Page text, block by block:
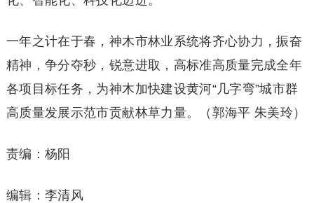
一年之计在于春，神木市林业系统将齐心协力，振奋
精神，争分夺秒，锐意进取，高标准高质量完成全年
各项目标任务，为神木加快建设黄河“几字弯”城市群
高质量发展示范市贡献林草力量。（郭海平 朱美玲）
责编：杨阳
编辑：李清风